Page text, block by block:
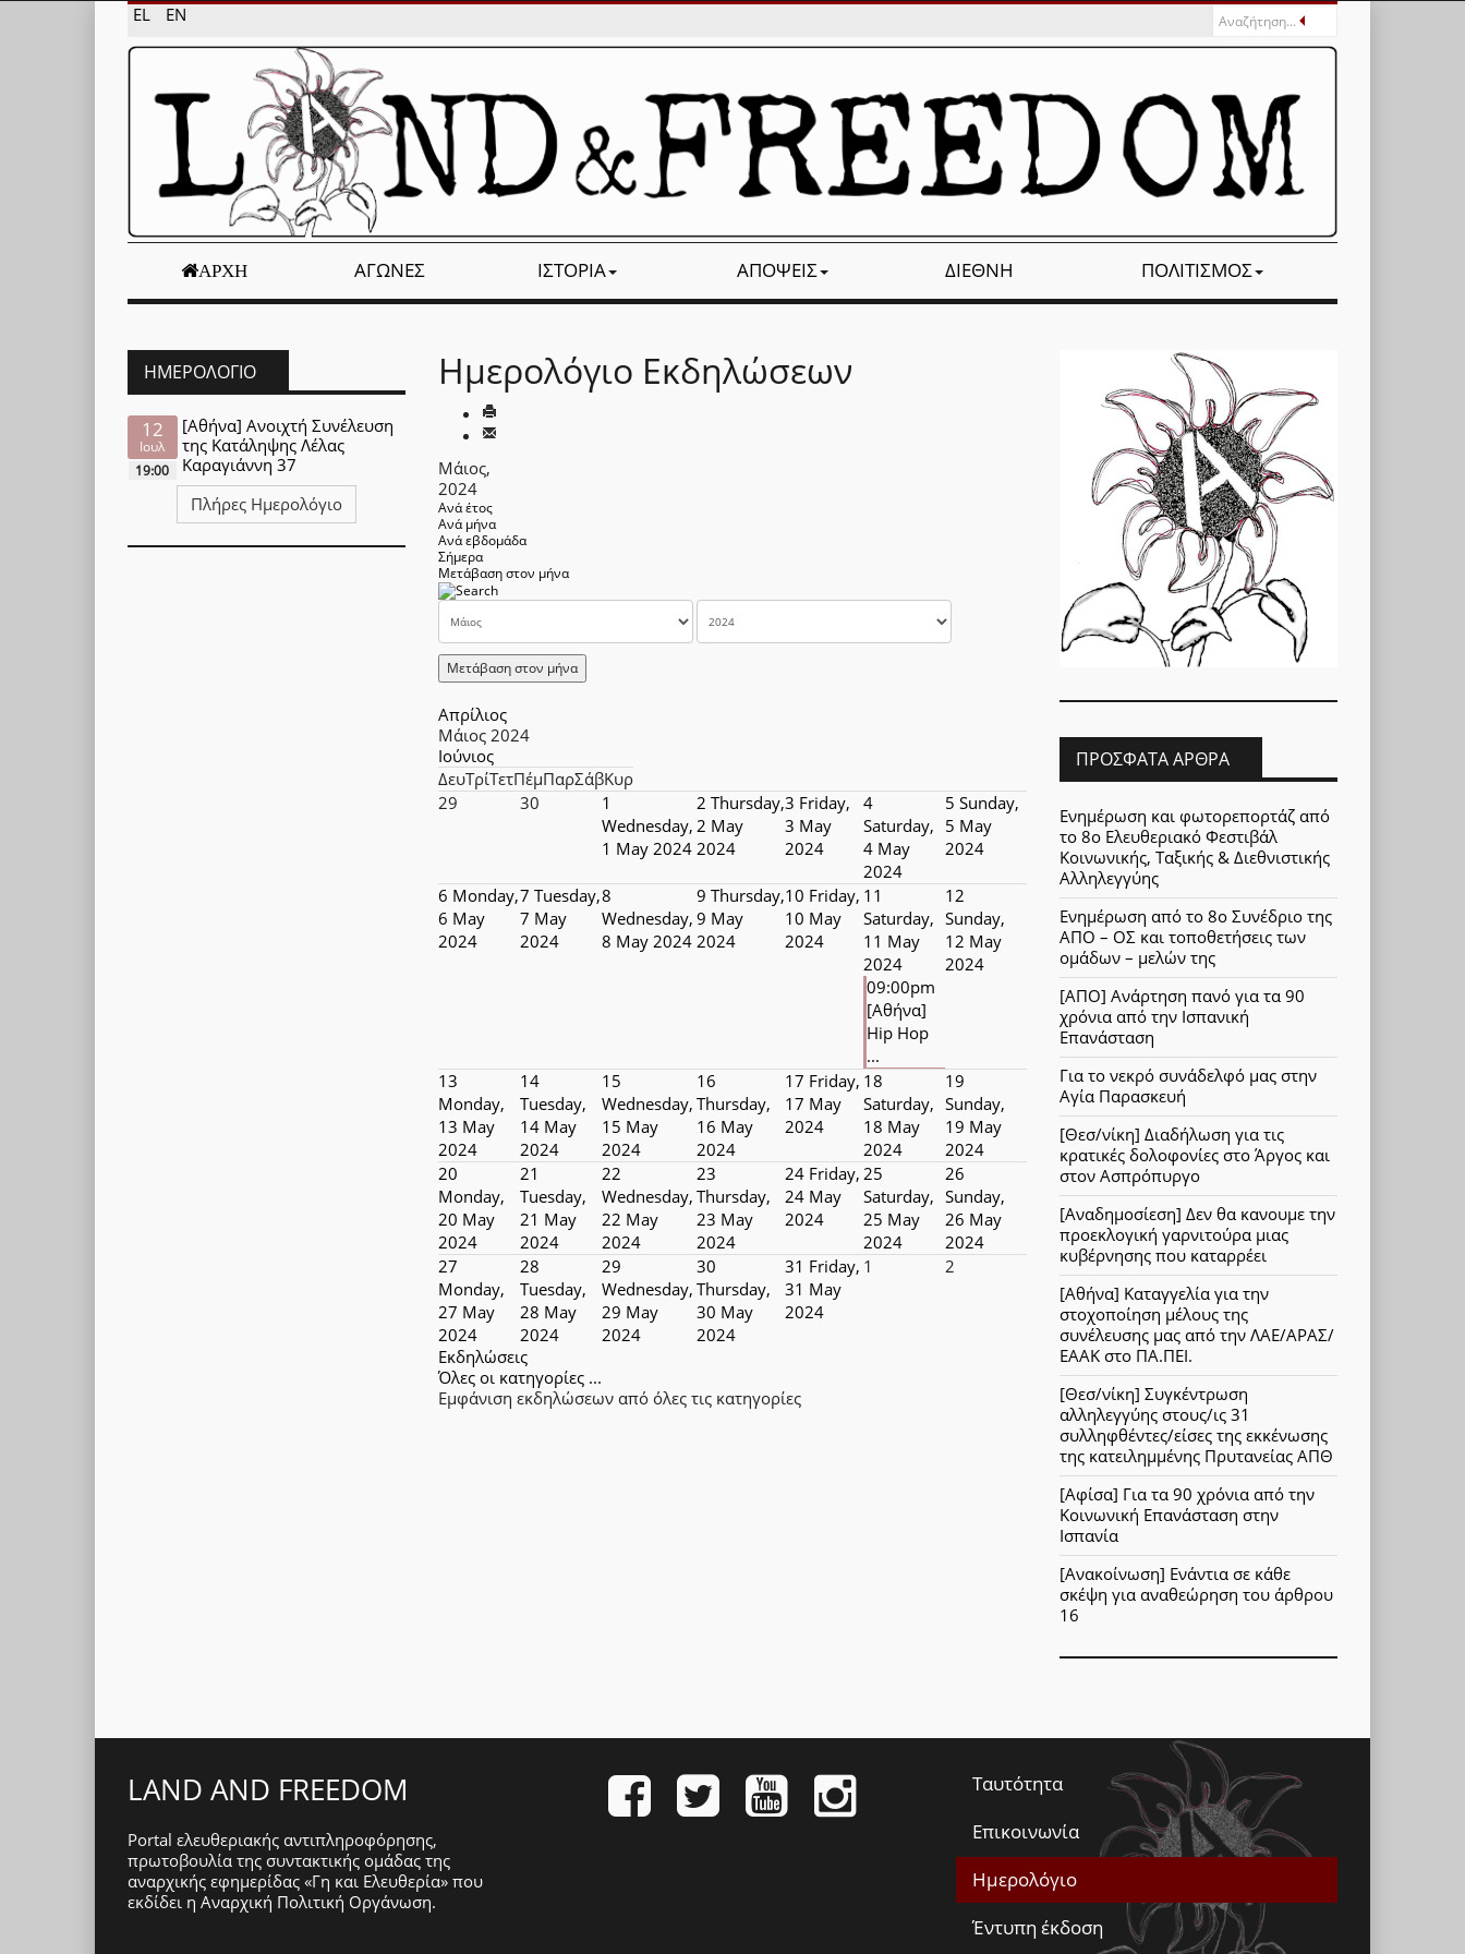
EL EN
ΑΡΧΉ ΑΓΏΝΕΣ ΙΣΤΟΡΊΑ ΑΠΌΨΕΙΣ ΔΙΕΘΝΉ ΠΟΛΙΤΙΣΜΌΣ
Ημερολόγιο Εκδηλώσεων
Μάιος,
2024
Ανά έτος
Ανά μήνα
Ανά εβδομάδα
Σήμερα
Μετάβαση στον μήνα
Μετάβαση στον μήνα
Απρίλιος
Μάιος 2024
Ιούνιος
ΔευΤρίΤετΠέμΠαρΣάβΚυρ
29
30
1
Wednesday,
1 May 2024
2 Thursday,
2 May
2024
3 Friday,
3 May
2024
4
Saturday,
4 May
2024
5 Sunday,
5 May
2024
6 Monday,
6 May
2024
7 Tuesday,
7 May
2024
8
Wednesday,
8 May 2024
9 Thursday,
9 May
2024
10 Friday,
10 May
2024
11
Saturday,
11 May
2024
09:00pm
[Αθήνα]
Hip Hop
...
12
Sunday,
12 May
2024
13
Monday,
13 May
2024
14
Tuesday,
14 May
2024
15
Wednesday,
15 May
2024
16
Thursday,
16 May
2024
17 Friday,
17 May
2024
18
Saturday,
18 May
2024
19
Sunday,
19 May
2024
20
Monday,
20 May
2024
21
Tuesday,
21 May
2024
22
Wednesday,
22 May
2024
23
Thursday,
23 May
2024
24 Friday,
24 May
2024
25
Saturday,
25 May
2024
26
Sunday,
26 May
2024
27
Monday,
27 May
2024
28
Tuesday,
28 May
2024
29
Wednesday,
29 May
2024
30
Thursday,
30 May
2024
31 Friday,
31 May
2024
1 2
Εκδηλώσεις
Όλες οι κατηγορίες ...
Εμφάνιση εκδηλώσεων από όλες τις κατηγορίες
ΗΜΕΡΟΛΌΓΙΟ
12
Ιουλ
19:00
[Αθήνα] Ανοιχτή Συνέλευση
της Κατάληψης Λέλας
Καραγιάννη 37
Πλήρες Ημερολόγιο
ΠΡΌΣΦΑΤΑ ΆΡΘΡΑ
Ενημέρωση και φωτορεπορτάζ από
το 8ο Ελευθεριακό Φεστιβάλ
Κοινωνικής, Ταξικής & Διεθνιστικής
Αλληλεγγύης
Ενημέρωση από το 8ο Συνέδριο της
ΑΠΟ – ΟΣ και τοποθετήσεις των
ομάδων – μελών της
[ΑΠΟ] Ανάρτηση πανό για τα 90
χρόνια από την Ισπανική
Επανάσταση
Για το νεκρό συνάδελφό μας στην
Αγία Παρασκευή
[Θεσ/νίκη] Διαδήλωση για τις
κρατικές δολοφονίες στο Άργος και
στον Ασπρόπυργο
[Αναδημοσίεση] Δεν θα κανουμε την
προεκλογική γαρνιτούρα μιας
κυβέρνησης που καταρρέει
[Αθήνα] Καταγγελία για την
στοχοποίηση μέλους της
συνέλευσης μας από την ΛΑΕ/ΑΡΑΣ/
ΕΑΑΚ στο ΠΑ.ΠΕΙ.
[Θεσ/νίκη] Συγκέντρωση
αλληλεγγύης στους/ις 31
συλληφθέντες/είσες της εκκένωσης
της κατειλημμένης Πρυτανείας ΑΠΘ
[Αφίσα] Για τα 90 χρόνια από την
Κοινωνική Επανάσταση στην
Ισπανία
[Ανακοίνωση] Ενάντια σε κάθε
σκέψη για αναθεώρηση του άρθρου
16
LAND AND FREEDOM
Portal ελευθεριακής αντιπληροφόρησης,
πρωτοβουλία της συντακτικής ομάδας της
αναρχικής εφημερίδας «Γη και Ελευθερία» που
εκδίδει η Αναρχική Πολιτική Οργάνωση.
Ταυτότητα
Επικοινωνία
Ημερολόγιο
Έντυπη έκδοση